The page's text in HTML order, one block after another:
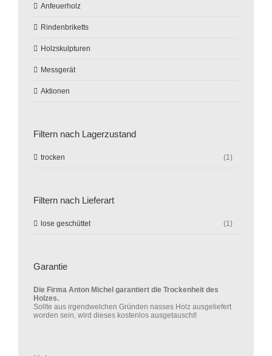
Anfeuerholz
Rindenbriketts
Holzskulpturen
Messgerät
Aktionen
Filtern nach Lagerzustand
trocken (1)
Filtern nach Lieferart
lose geschüttet (1)
Garantie
Die Firma Anton Michel garantiert die Trockenheit des
Holzes.
Sollte aus irgendwelchen Gründen nasses Holz ausgeliefert
worden sein, wird dieses kostenlos ausgetauscht!